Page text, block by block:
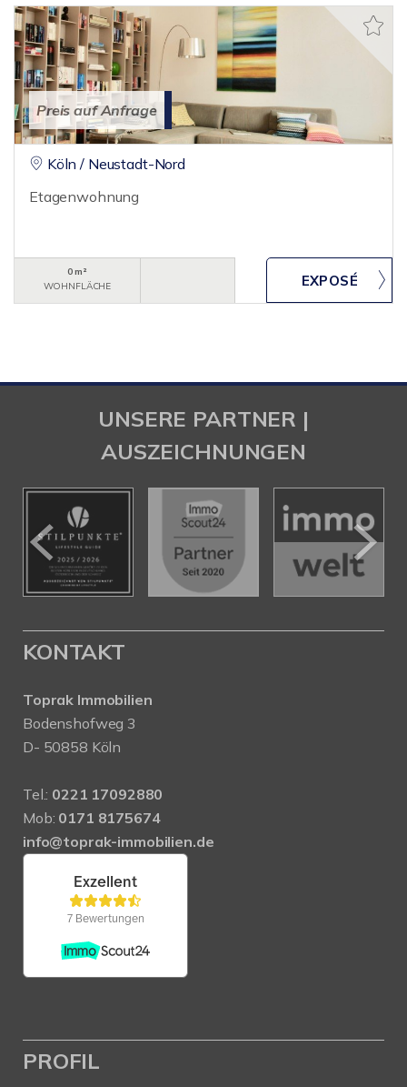
Preis auf Anfrage
Köln / Neustadt-Nord
Etagenwohnung
0 m²
WOHNFLÄCHE
UNSERE PARTNER |
AUSZEICHNUNGEN
KONTAKT
Toprak Immobilien
Bodenshofweg 3
D- 50858 Köln
Tel.: 0221 17092880
Mob: 0171 8175674
info@toprak-immobilien.de
PROFIL